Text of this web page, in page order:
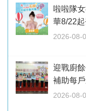
啦啦隊
華8/22
2026-08-
迎戰廚
補助每
2026-08-